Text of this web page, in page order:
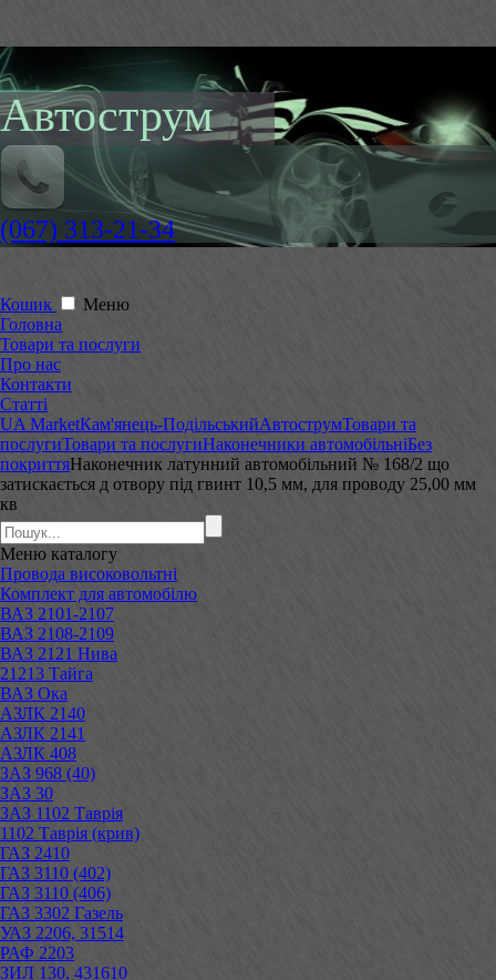
Автострум
(067) 313-21-34
Кошик
Меню
Головна
Товари та послуги
Про нас
Контакти
Статті
UA MarketКам'янець-ПодільськийАвтострумТовари та
послугиТовари та послугиНаконечники автомобільніБез
покриттяНаконечник латунний автомобільний № 168/2 що
затискається д отвору під гвинт 10,5 мм, для проводу 25,00 мм
кв
Меню каталогу
Провода високовольтні
Комплект для автомобілю
ВАЗ 2101-2107
ВАЗ 2108-2109
ВАЗ 2121 Нива
21213 Тайга
ВАЗ Ока
АЗЛК 2140
АЗЛК 2141
АЗЛК 408
ЗАЗ 968 (40)
ЗАЗ 30
ЗАЗ 1102 Таврія
1102 Таврія (крив)
ГАЗ 2410
ГАЗ 3110 (402)
ГАЗ 3110 (406)
ГАЗ 3302 Газель
УАЗ 2206, 31514
РАФ 2203
ЗИЛ 130, 431610